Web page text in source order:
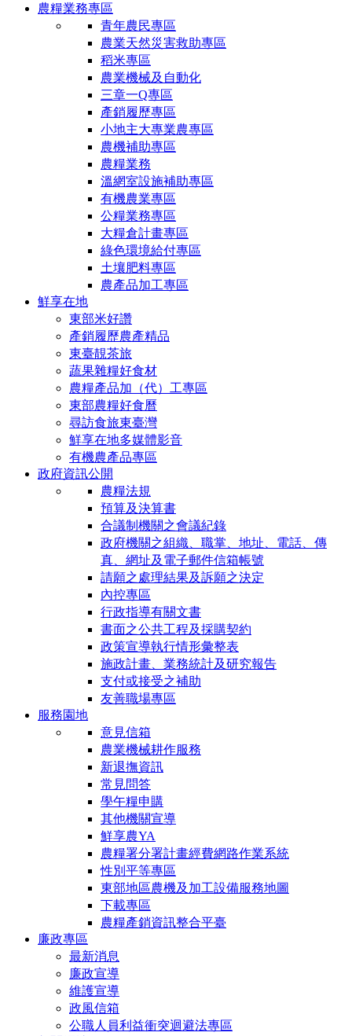
農糧業務專區
青年農民專區
農業天然災害救助專區
稻米專區
農業機械及自動化
三章一Q專區
產銷履歷專區
小地主大專業農專區
農機補助專區
農糧業務
溫網室設施補助專區
有機農業專區
公糧業務專區
大糧倉計畫專區
綠色環境給付專區
土壤肥料專區
農產品加工專區
鮮享在地
東部米好讚
產銷履歷農產精品
東臺靚茶旅
蔬果雜糧好食材
農糧產品加（代）工專區
東部農糧好食曆
尋訪食旅東臺灣
鮮享在地多媒體影音
有機農產品專區
政府資訊公開
農糧法規
預算及決算書
合議制機關之會議紀錄
政府機關之組織、職掌、地址、電話、傳
真、網址及電子郵件信箱帳號
請願之處理結果及訴願之決定
內控專區
行政指導有關文書
書面之公共工程及採購契約
政策宣導執行情形彙整表
施政計畫、業務統計及研究報告
支付或接受之補助
友善職場專區
服務園地
意見信箱
農業機械耕作服務
新退撫資訊
常見問答
學午糧申購
其他機關宣導
鮮享農YA
農糧署分署計畫經費網路作業系統
性別平等專區
東部地區農機及加工設備服務地圖
下載專區
農糧產銷資訊整合平臺
廉政專區
最新消息
廉政宣導
維護宣導
政風信箱
公職人員利益衝突迴避法專區